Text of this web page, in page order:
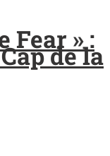
Fear » :
de la